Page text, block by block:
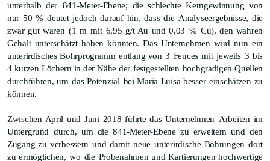
unterhalb der 841-Meter-Ebene; die schlechte Kerngewinnung von
nur 50 % deutet jedoch darauf hin, dass die Analyseergebnisse, die
zwar gut waren (1 m mit 6,95 g/t Au und 0,03 % Cu), den wahren
Gehalt unterschätzt haben könnten. Das Unternehmen wird nun ein
unterirdisches Bohrprogramm entlang von 3 Fences mit jeweils 3 bis
4 kurzen Löchern in der Nähe der festgestellten hochgradigen Quellen
durchführen, um das Potenzial bei Maria Luisa besser einschätzen zu
können.
Zwischen April und Juni 2018 führte das Unternehmen Arbeiten im
Untergrund durch, um die 841-Meter-Ebene zu erweitern und den
Zugang zu verbessern und damit neue unterirdische Bohrungen dort
zu ermöglichen, wo die Probenahmen und Kartierungen hochwertige